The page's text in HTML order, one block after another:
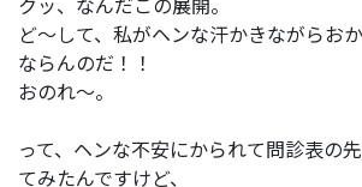
ど～して、私がヘンな汗かきながらお
ならんのだ！！
おのれ～。
って、ヘンな不安にかられて問診表の
てみたんですけど、